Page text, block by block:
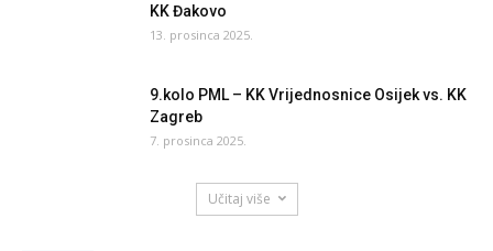
KK Đakovo
13. prosinca 2025.
9.kolo PML – KK Vrijednosnice Osijek vs. KK
Zagreb
7. prosinca 2025.
Učitaj više